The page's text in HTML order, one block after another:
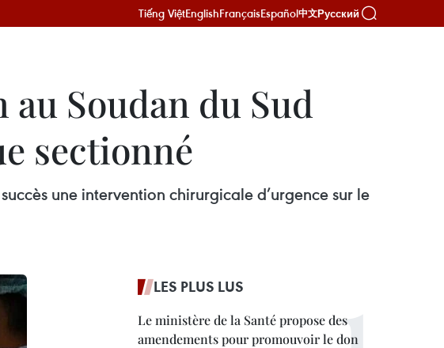
Tiếng ViệtEnglishFrançaisEspañol中文Русский
Soudan du Sud
sectionné
une intervention chirurgicale d’urgence sur le
LES PLUS LUS
Le ministère de la Santé propose des
amendements pour promouvoir le don